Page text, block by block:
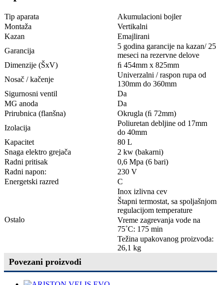
Tip aparata
Akumulacioni bojler
Montaža
Vertikalni
Kazan
Emajlirani
Garancija
5 godina garancije na kazan/ 25
meseci na rezervne delove
Dimenzije (ŠxV)
ﬁ 454mm x 825mm
Nosač / kačenje
Univerzalni / raspon rupa od
130mm do 360mm
Sigurnosni ventil
Da
MG anoda
Da
Prirubnica (flanšna)
Okrugla (ﬁ 72mm)
Izolacija
Poliuretan debljine od 17mm
do 40mm
Kapacitet
80 L
Snaga elektro grejača
2 kw (bakarni)
Radni pritisak
0,6 Mpa (6 bari)
Radni napon:
230 V
Energetski razred
C
Ostalo
Inox izlivna cev
Štapni termostat, sa spoljašnjom
regulacijom temperature
Vreme zagrevanja vode na
75˚C: 175 min
Težina upakovanog proizvoda:
26,1 kg
Povezani proizvodi